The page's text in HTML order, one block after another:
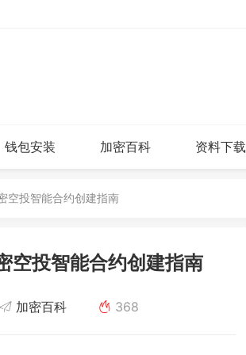
钱包安装 加密百科 资料下载
空投智能合约创建指南
空投智能合约创建指南
加密百科 368